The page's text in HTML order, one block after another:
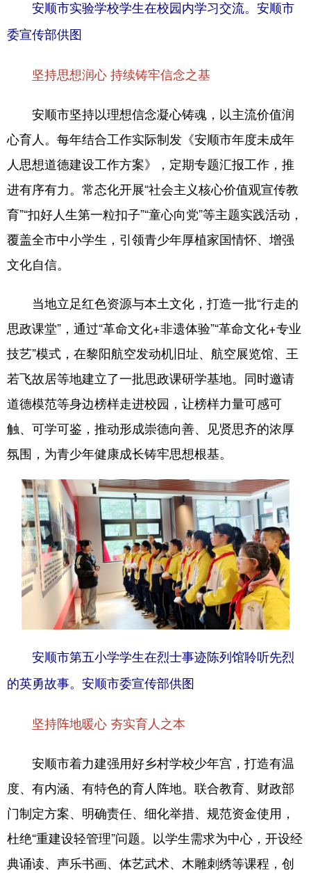
安顺市实验学校学生在校园内学习交流。安顺市
委宣传部供图
坚持思想润心 持续铸牢信念之基
安顺市坚持以理想信念凝心铸魂，以主流价值润
心育人。每年结合工作实际制发《安顺市年度未成年
人思想道德建设工作方案》，定期专题汇报工作，推
进有序有力。常态化开展“社会主义核心价值观宣传教
育”“扣好人生第一粒扣子”“童心向党”等主题实践活动，
覆盖全市中小学生，引领青少年厚植家国情怀、增强
文化自信。
当地立足红色资源与本土文化，打造一批“行走的
思政课堂”，通过“革命文化+非遗体验”“革命文化+专业
技艺”模式，在黎阳航空发动机旧址、航空展览馆、王
若飞故居等地建立了一批思政课研学基地。同时邀请
道德模范等身边榜样走进校园，让榜样力量可感可
触、可学可鉴，推动形成崇德向善、见贤思齐的浓厚
氛围，为青少年健康成长铸牢思想根基。
安顺市第五小学学生在烈士事迹陈列馆聆听先烈
的英勇故事。安顺市委宣传部供图
坚持阵地暖心 夯实育人之本
安顺市着力建强用好乡村学校少年宫，打造有温
度、有内涵、有特色的育人阵地。联合教育、财政部
门制定方案、明确责任、细化举措、规范资金使用，
杜绝“重建设轻管理”问题。以学生需求为中心，开设经
典诵读、声乐书画、体艺武术、木雕刺绣等课程，创